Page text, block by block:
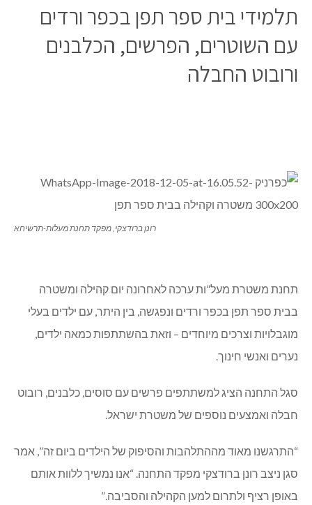
תלמידי בית ספר תפן בכפר ורדים
עם השוטרים, הפרשים, הכלבנים
ורובוט החבלה
רונן ברודצקי, מפקד תחנת מעלות-תרשיחא
תחנת משטרת מעל”ות ערכה לאחרונה יום קהילה ומשטרה
בבית ספר תפן בכפר ורדים ונפגשה, בין היתר, עם ילדים בעלי
מוגבלויות וצרכים מיוחדים – וזאת בהשתתפות כמאה ילדים,
נערים ואנשי חינוך.
סגל התחנה הציג למשתתפים פרשים עם סוסים, כלבנים, רובוט
חבלה ואמצעים נוספים של משטרת ישראל.
“התרגשנו מאוד מההתלהבות והסיפוק של הילדים ביום זה”, אמר
סגן ניצב רונן ברודצקי מפקד התחנה. “אנו נמשיך ללוות אותם
באופן רציף ולתרום למען הקהילה והסביבה.”